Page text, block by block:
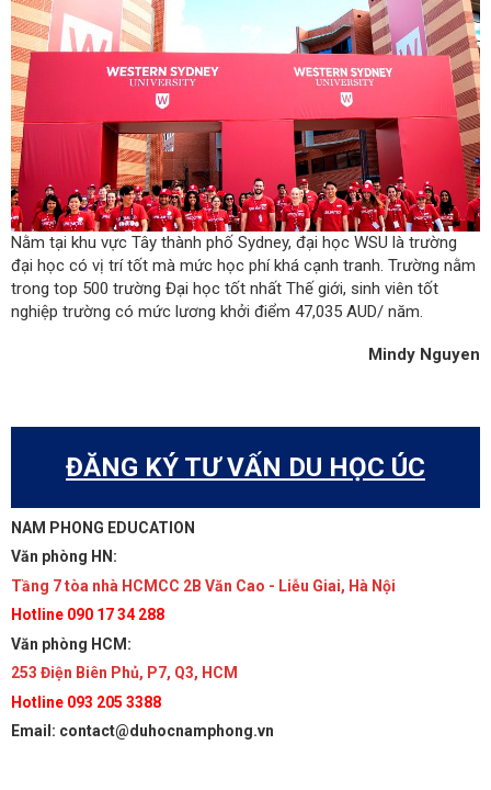
Nằm tại khu vực Tây thành phố Sydney, đại học WSU là trường
đại học có vị trí tốt mà mức học phí khá cạnh tranh. Trường nằm
trong top 500 trường Đại học tốt nhất Thế giới, sinh viên tốt
nghiệp trường có mức lương khởi điểm 47,035 AUD/ năm.
Mindy Nguyen
ĐĂNG KÝ TƯ VẤN DU HỌC ÚC
NAM PHONG EDUCATION
Văn phòng HN:
Tầng 7 tòa nhà HCMCC 2B Văn Cao - Liễu Giai, Hà Nội
Hotline 090 17 34 288
Văn phòng HCM:
253 Điện Biên Phủ, P7, Q3, HCM
Hotline 093 205 3388
Email: contact@duhocnamphong.vn